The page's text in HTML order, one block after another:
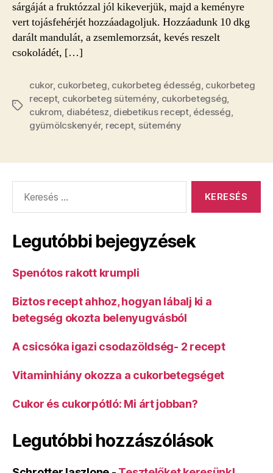
sárgáját a fruktózzal jól kikeverjük, majd a keményre
vert tojásfehérjét hozzáadagoljuk. Hozzáadunk 10 dkg
darált mandulát, a zsemlemorzsát, kevés reszelt
csokoládét, […]
Címkék
cukor, cukorbeteg, cukorbeteg édesség, cukorbeteg
recept, cukorbeteg sütemény, cukorbetegség,
cukrom, diabétesz, diebetikus recept, édesség,
gyümölcskenyér, recept, sütemény
Legutóbbi bejegyzések
Spenótos rakott krumpli
Biztos recept ahhoz, hogyan lábalj ki a
betegség okozta belenyugvásból
A csicsóka igazi csodazöldség- 2 recept
Vitaminhiány okozza a cukorbetegséget
Cukor és cukorpótló: Mi árt jobban?
Legutóbbi hozzászólások